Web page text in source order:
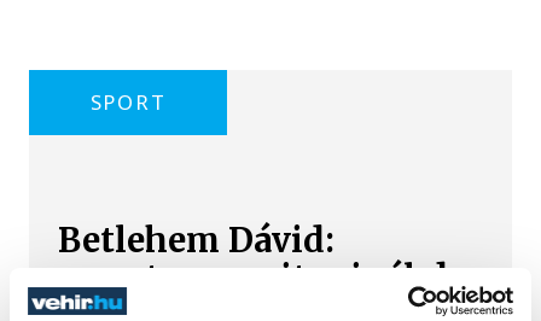
SPORT
Betlehem Dávid:
szeretem, amit csinálok